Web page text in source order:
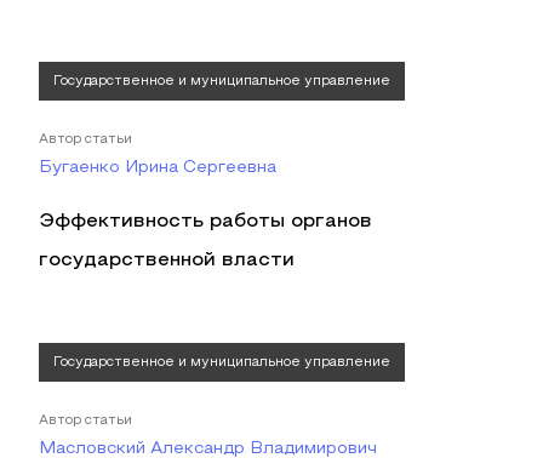
Государственное и муниципальное управление
Автор статьи
Бугаенко Ирина Сергеевна
Эффективность работы органов
государственной власти
Государственное и муниципальное управление
Автор статьи
Масловский Александр Владимирович